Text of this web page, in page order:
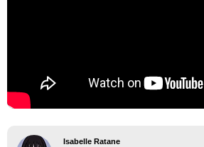
Isabelle Ratane